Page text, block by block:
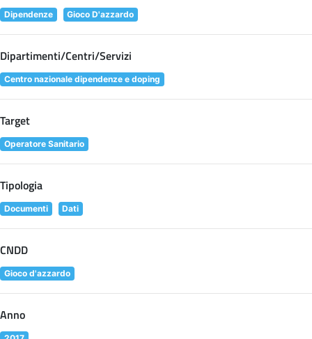
Dipendenze Gioco D'azzardo
Dipartimenti/Centri/Servizi
Centro nazionale dipendenze e doping
Target
Operatore Sanitario
Tipologia
Documenti Dati
CNDD
Gioco d'azzardo
Anno